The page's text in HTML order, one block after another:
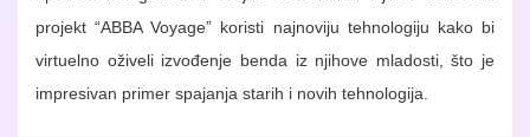
projekt “ABBA Voyage” koristi najnoviju tehnologiju kako bi
virtuelno oživeli izvođenje benda iz njihove mladosti, što je
impresivan primer spajanja starih i novih tehnologija.